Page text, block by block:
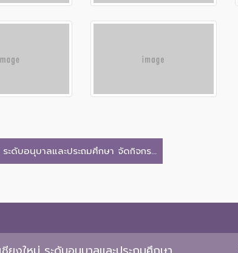
ะดับอนุบาลและประถมศึกษา จัดกิจกร...